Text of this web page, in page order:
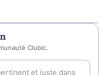
Clubic.